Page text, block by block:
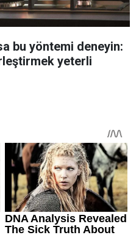
bu yöntemi deneyin:
yeterli